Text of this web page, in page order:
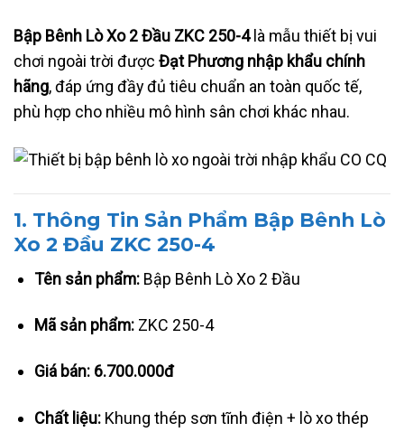
Bập Bênh Lò Xo 2 Đầu ZKC 250-4là mẫu thiết bị vui
chơi ngoài trời được Đạt Phương nhập khẩu chính
hãng, đáp ứng đầy đủ tiêu chuẩn an toàn quốc tế,
phù hợp cho nhiều mô hình sân chơi khác nhau.
1. Thông Tin Sản Phẩm Bập Bênh Lò
Xo 2 Đầu ZKC 250-4
Tên sản phẩm: Bập Bênh Lò Xo 2 Đầu
Mã sản phẩm: ZKC 250-4
Giá bán: 6.700.000đ
Chất liệu: Khung thép sơn tĩnh điện + lò xo thép